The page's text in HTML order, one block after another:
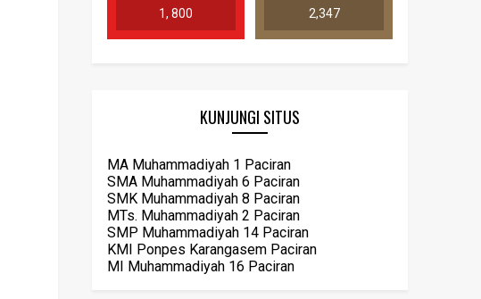
1, 800 2,347
KUNJUNGI SITUS
MA Muhammadiyah 1 Paciran
SMA Muhammadiyah 6 Paciran
SMK Muhammadiyah 8 Paciran
MTs. Muhammadiyah 2 Paciran
SMP Muhammadiyah 14 Paciran
KMI Ponpes Karangasem Paciran
MI Muhammadiyah 16 Paciran